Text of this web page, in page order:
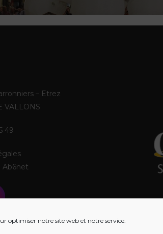
optimiser notre site web et notre service.
– Etrez
VALLONS
49
Ab6net